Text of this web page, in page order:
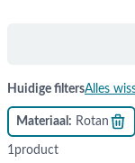
Huidige filtersAlles
Materiaal Rotan
1product